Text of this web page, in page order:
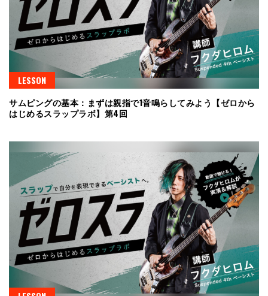
LESSON
サムピングの基本：まずは親指で1音鳴らしてみよう【ゼロから
はじめるスラップラボ】第4回